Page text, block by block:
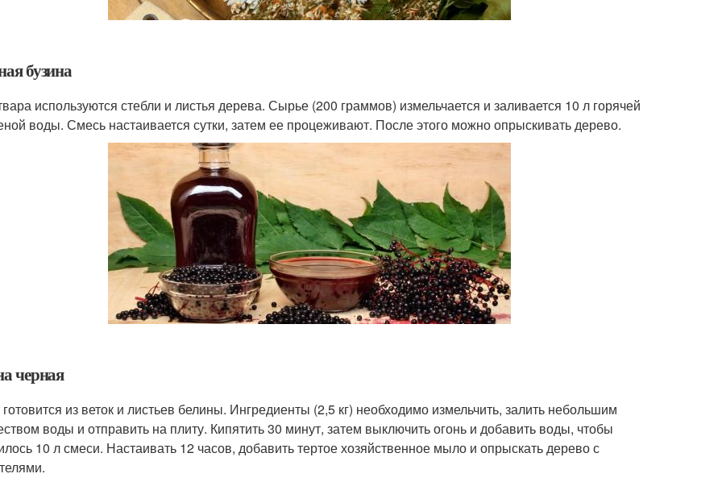
бузина
используются стебли и листья дерева. Сырье (200 граммов) измельчается и заливается 10 л горячей
воды. Смесь настаивается сутки, затем ее процеживают. После этого можно опрыскивать дерево.
черная
из веток и листьев белины. Ингредиенты (2,5 кг) необходимо измельчить, залить небольшим
воды и отправить на плиту. Кипятить 30 минут, затем выключить огонь и добавить воды, чтобы
10 л смеси. Настаивать 12 часов, добавить тертое хозяйственное мыло и опрыскать дерево с